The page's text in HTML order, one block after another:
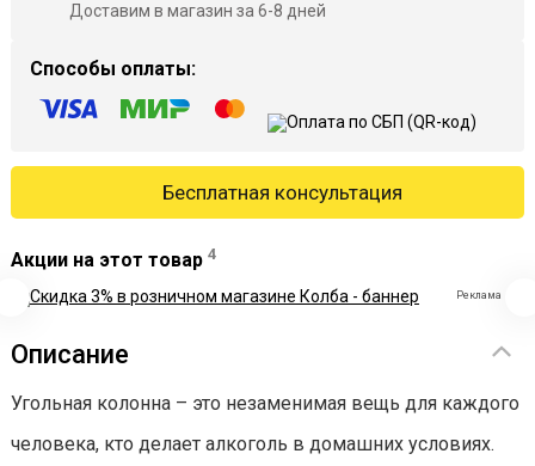
Доставим в магазин за 6-8 дней
Способы оплаты:
Бесплатная консультация
Акции на этот товар 4
Реклама
Описание
Угольная колонна – это незаменимая вещь для каждого
человека, кто делает алкоголь в домашних условиях.